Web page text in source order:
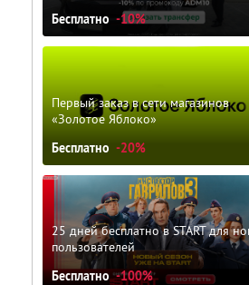
Бесплатно -10%
Первый заказ в сети магазинов
«Золотое Яблоко»
Бесплатно -20%
25 дней бесплатно в START для
пользователей
Бесплатно -100%